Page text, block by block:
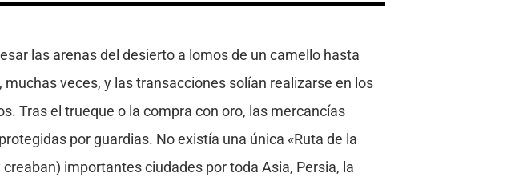
las arenas del desierto a lomos de un camello hasta
veces, y las transacciones solían realizarse en los
Tras el trueque o la compra con oro, las mercancías
por guardias. No existía una única «Ruta de la
importantes ciudades por toda Asia, Persia, la